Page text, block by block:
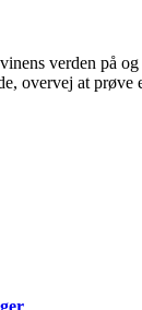
verden
overvej at prøve